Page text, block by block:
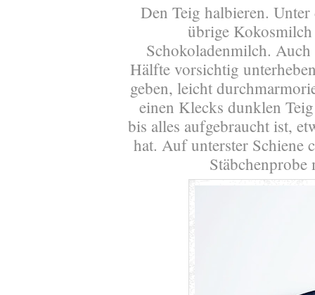
Den Teig halbieren.
übrige
Schokoladenmilch.
Hälfte vorsichtig
geben, leicht
einen Klecks dunklen
bis alles aufgebraucht ist,
hat. Auf unterster Schiene
Stäbchenprobe